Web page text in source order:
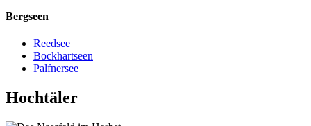
Bergseen
Reedsee
Bockhartseen
Palfnersee
Hochtäler